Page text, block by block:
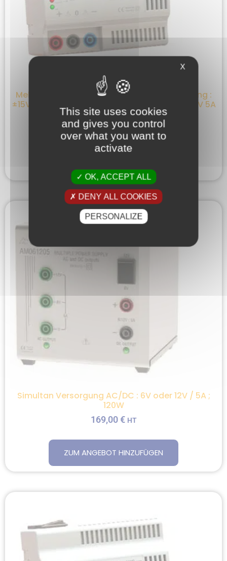
Mehrfachspannung Symmetrische Versorgung :
±15V (Aj. ±10 bis ±15V) 2A oder 24V 2A oder 12V 5A
; 60W
108,00€ HT
Simultan Versorgung AC/DC : 6V oder 12V / 5A ;
120W
169,00 € HT
ZUM ANGEBOT HINZUFÜGEN
X
This site uses cookies
and gives you control
over what you want to
activate
OK, ACCEPT ALL
DENY ALL COOKIES
PERSONALIZE